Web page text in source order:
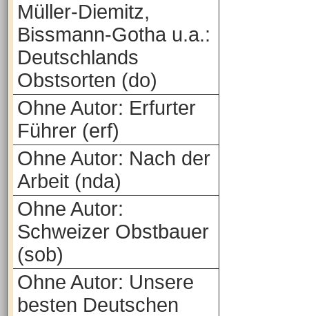
Müller-Diemitz,
Bissmann-Gotha u.a.:
Deutschlands
Obstsorten (do)
Ohne Autor: Erfurter
Führer (erf)
Ohne Autor: Nach der
Arbeit (nda)
Ohne Autor:
Schweizer Obstbauer
(sob)
Ohne Autor: Unsere
besten Deutschen